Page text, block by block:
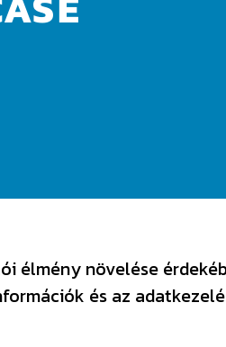
feltételek
élmény növelése
és az